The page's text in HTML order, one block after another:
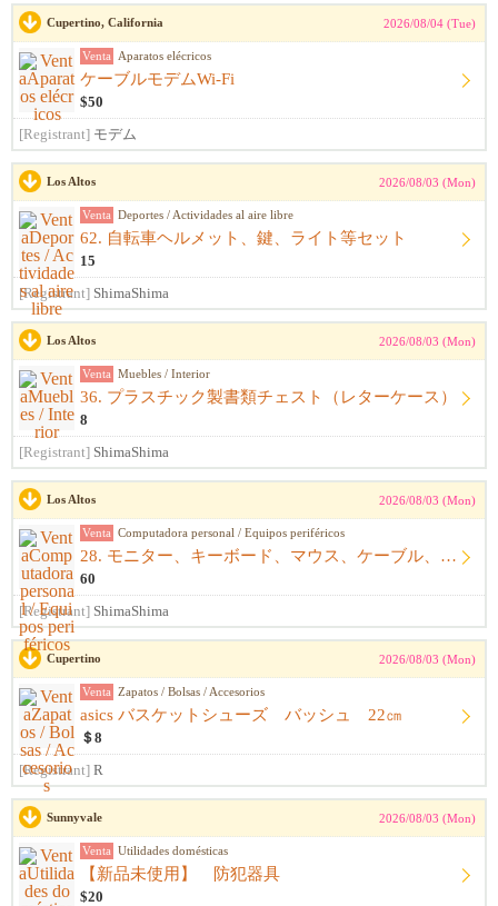
Cupertino, California 2026/08/04 (Tue)
Venta Aparatos elécricos
ケーブルモデムWi-Fi
$50
[Registrant] モデム
Los Altos 2026/08/03 (Mon)
Venta Deportes / Actividades al aire libre
62. 自転車ヘルメット、鍵、ライト等セット
15
[Registrant] ShimaShima
Los Altos 2026/08/03 (Mon)
Venta Muebles / Interior
36. プラスチック製書類チェスト（レターケース）
8
[Registrant] ShimaShima
Los Altos 2026/08/03 (Mon)
Venta Computadora personal / Equipos periféricos
28. モニター、キーボード、マウス、ケーブル、アームレスト一式
60
[Registrant] ShimaShima
Cupertino 2026/08/03 (Mon)
Venta Zapatos / Bolsas / Accesorios
asics バスケットシューズ バッシュ 22㎝
＄8
[Registrant] R
Sunnyvale 2026/08/03 (Mon)
Venta Utilidades domésticas
【新品未使用】 防犯器具
$20